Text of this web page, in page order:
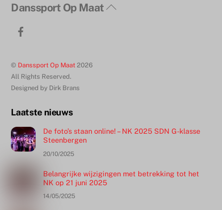
Terug
Danssport Op Maat
© Danssport Op Maat 2026
All Rights Reserved.
Designed by Dirk Brans
Laatste nieuws
De foto’s staan online! – NK 2025 SDN G-klasse
Steenbergen
20/10/2025
Belangrijke wijzigingen met betrekking tot het
NK op 21 juni 2025
14/05/2025